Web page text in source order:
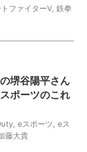
トファイターⅤ,鉄拳
堺谷陽平さん
ポーツのこれ
,eスポーツ ,eス
藤大貴